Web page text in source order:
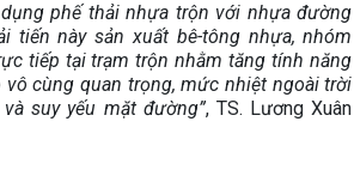
phế thải nhựa trộn với nhựa đường
tiến này sản xuất bê-tông nhựa, nhóm
tiếp tại trạm trộn nhằm tăng tính năng
cùng quan trọng, mức nhiệt ngoài trời
suy yếu mặt đường”, TS. Lương Xuân